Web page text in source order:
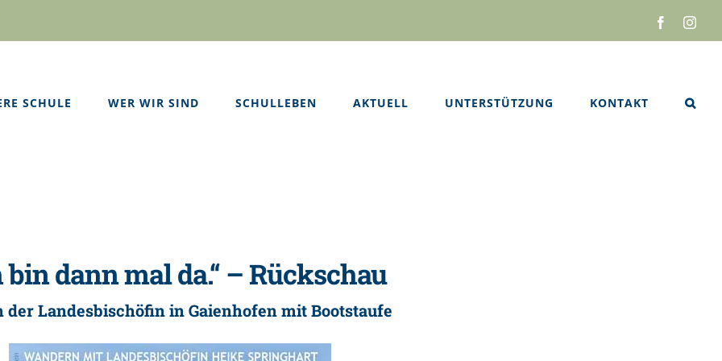
Facebook
SCHULE WER WIR SIND SCHULLEBEN AKTUELL UNTERSTÜTZUNG KONTAKT
bin dann mal da.“ – Rückschau
der Landesbischöfin in Gaienhofen mit Bootstaufe